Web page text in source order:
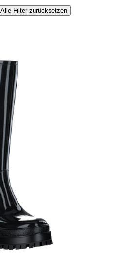
Alle Filter zurücksetzen